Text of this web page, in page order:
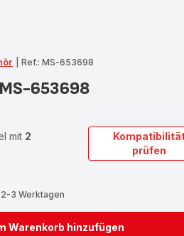
Ref.: MS-653698
653698
mit 2
prüfen
3 Werktagen
Warenkorb hinzufügen